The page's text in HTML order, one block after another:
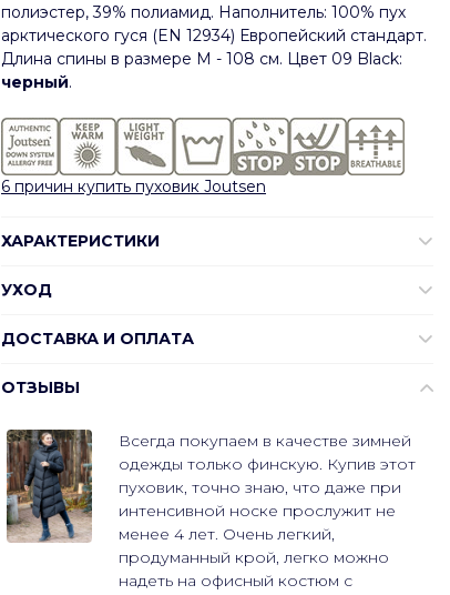
полиэстер, 39% полиамид. Наполнитель: 100% пух
арктического гуся (EN 12934) Европейский стандарт.
Длина спины в размере М - 108 см. Цвет 09 Black:
черный.
6 причин купить пуховик Joutsen
ХАРАКТЕРИСТИКИ
УХОД
ДОСТАВКА И ОПЛАТА
ОТЗЫВЫ
Всегда покупаем в качестве зимней
одежды только финскую. Купив этот
пуховик, точно знаю, что даже при
интенсивной носке прослужит не
менее 4 лет. Очень легкий,
продуманный крой, легко можно
надеть на офисный костюм с